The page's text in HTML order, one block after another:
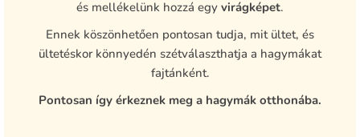
és mellékelünk hozzá egy virágképet.
Ennek köszönhetően pontosan tudja, mit ültet, és
ültetéskor könnyedén szétválaszthatja a hagymákat
fajtánként.
Pontosan így érkeznek meg a hagymák otthonába.